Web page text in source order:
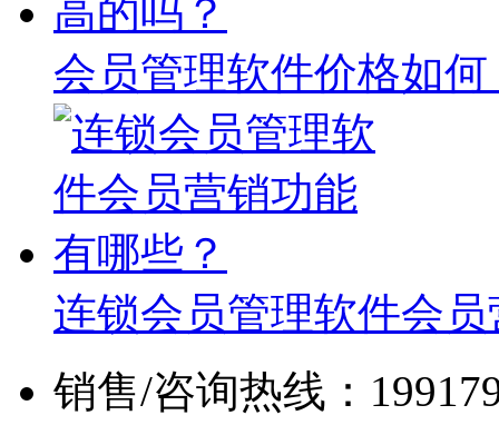
会员管理软件价格如
连锁会员管理软件会
销售/咨询热线：